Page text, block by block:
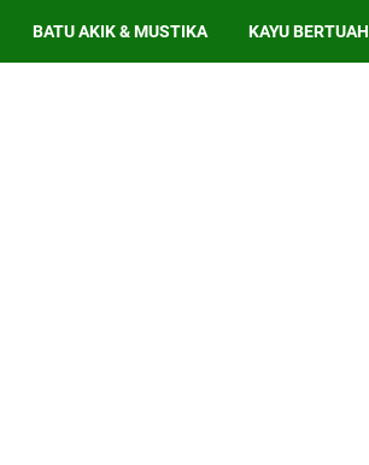
BATU AKIK & MUSTIKA KAYU BERTUAH